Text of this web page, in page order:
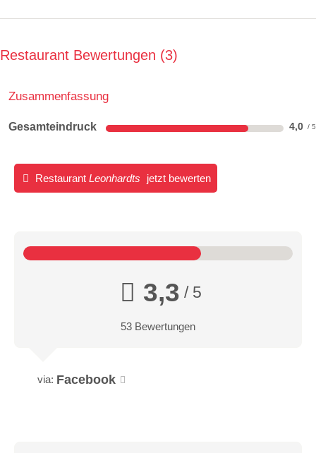
Restaurant Bewertungen 3
Zusammenfassung
Gesamteindruck 4,0
Restaurant Leonhardts jetzt bewerten
3,3 / 5
53 Bewertungen
via: Facebook